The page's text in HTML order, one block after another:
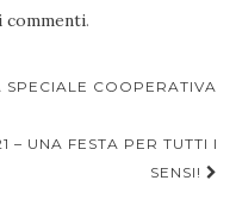
commenti.
COOPERATIVA
– UNA FESTA PER TUTTI I
SENSI!